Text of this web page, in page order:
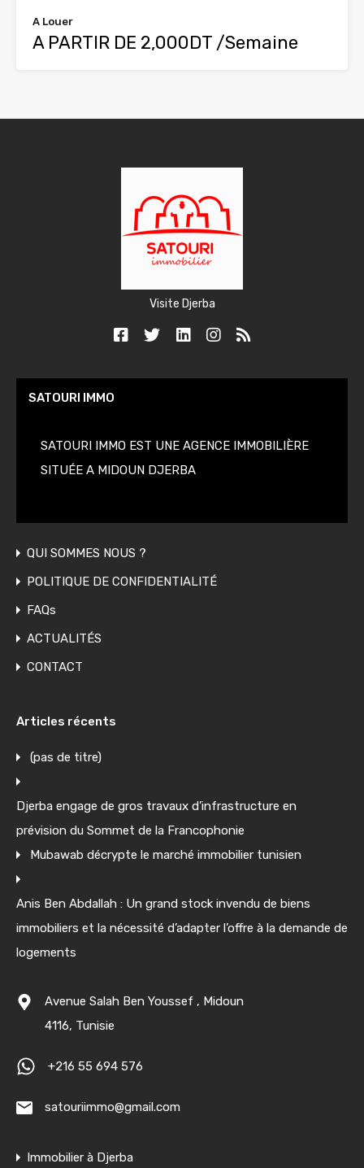
A Louer
A PARTIR DE 2,000DT /Semaine
Visite Djerba
SATOURI IMMO
SATOURI IMMO EST UNE AGENCE IMMOBILIÈRE
SITUÉE A MIDOUN DJERBA
QUI SOMMES NOUS ?
POLITIQUE DE CONFIDENTIALITÉ
FAQs
ACTUALITÉS
CONTACT
Articles récents
(pas de titre)
Djerba engage de gros travaux d’infrastructure en
prévision du Sommet de la Francophonie
Mubawab décrypte le marché immobilier tunisien
Anis Ben Abdallah : Un grand stock invendu de biens
immobiliers et la nécessité d’adapter l’offre à la demande de
logements
Avenue Salah Ben Youssef , Midoun
4116, Tunisie
+216 55 694 576
satouriimmo@gmail.com
Immobilier à Djerba